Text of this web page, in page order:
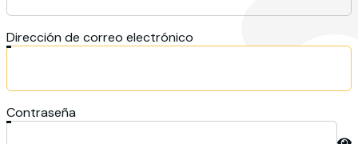
Dirección de correo electrónico
Contraseña